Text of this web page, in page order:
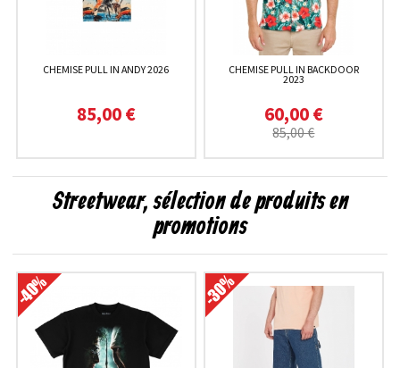
CHEMISE PULL IN ANDY 2026
85,00 €
CHEMISE PULL IN BACKDOOR
2023
60,00 €
85,00 €
Streetwear, sélection de produits en
promotions